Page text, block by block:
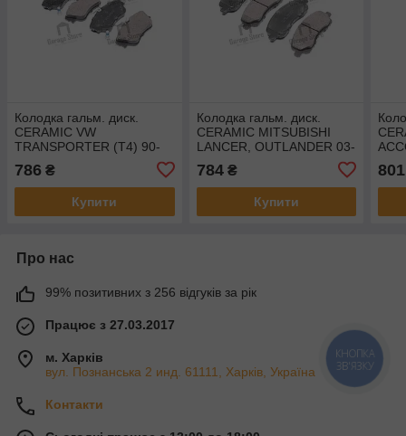
Колодка гальм. диск.
CERAMIC VW
TRANSPORTER (T4) 90-
RD.330112PRF
786 ₴
Купити
Колодка гальм. диск.
CERAMIC MITSUBISHI
LANCER, OUTLANDER 03-
RD.330114PRF
784₴
Купити
801
Про нас
99% позитивних з 256 відгуків за рік
Працює з 27.03.2017
м. Харків
вул. Познанська 2 инд. 61111, Харків, Україна
Контакти
КНОПКА
ЗВ'ЯЗКУ